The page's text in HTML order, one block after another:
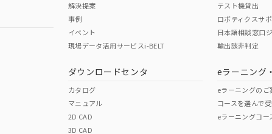
この製品の規格認証/適合
その他の認証はこちらのページからご
解決提案
事例
イベント
現場データ活用サービスi-BELT
ダウンロードセンタ
カタログ
マニュアル
2D CAD
3D CAD
テスト機貸出
ロボティクスサ
日本語相談窓口
輸出該非判定
eラーニング
eラーニングのご
コースを選んで
eラーニングコー